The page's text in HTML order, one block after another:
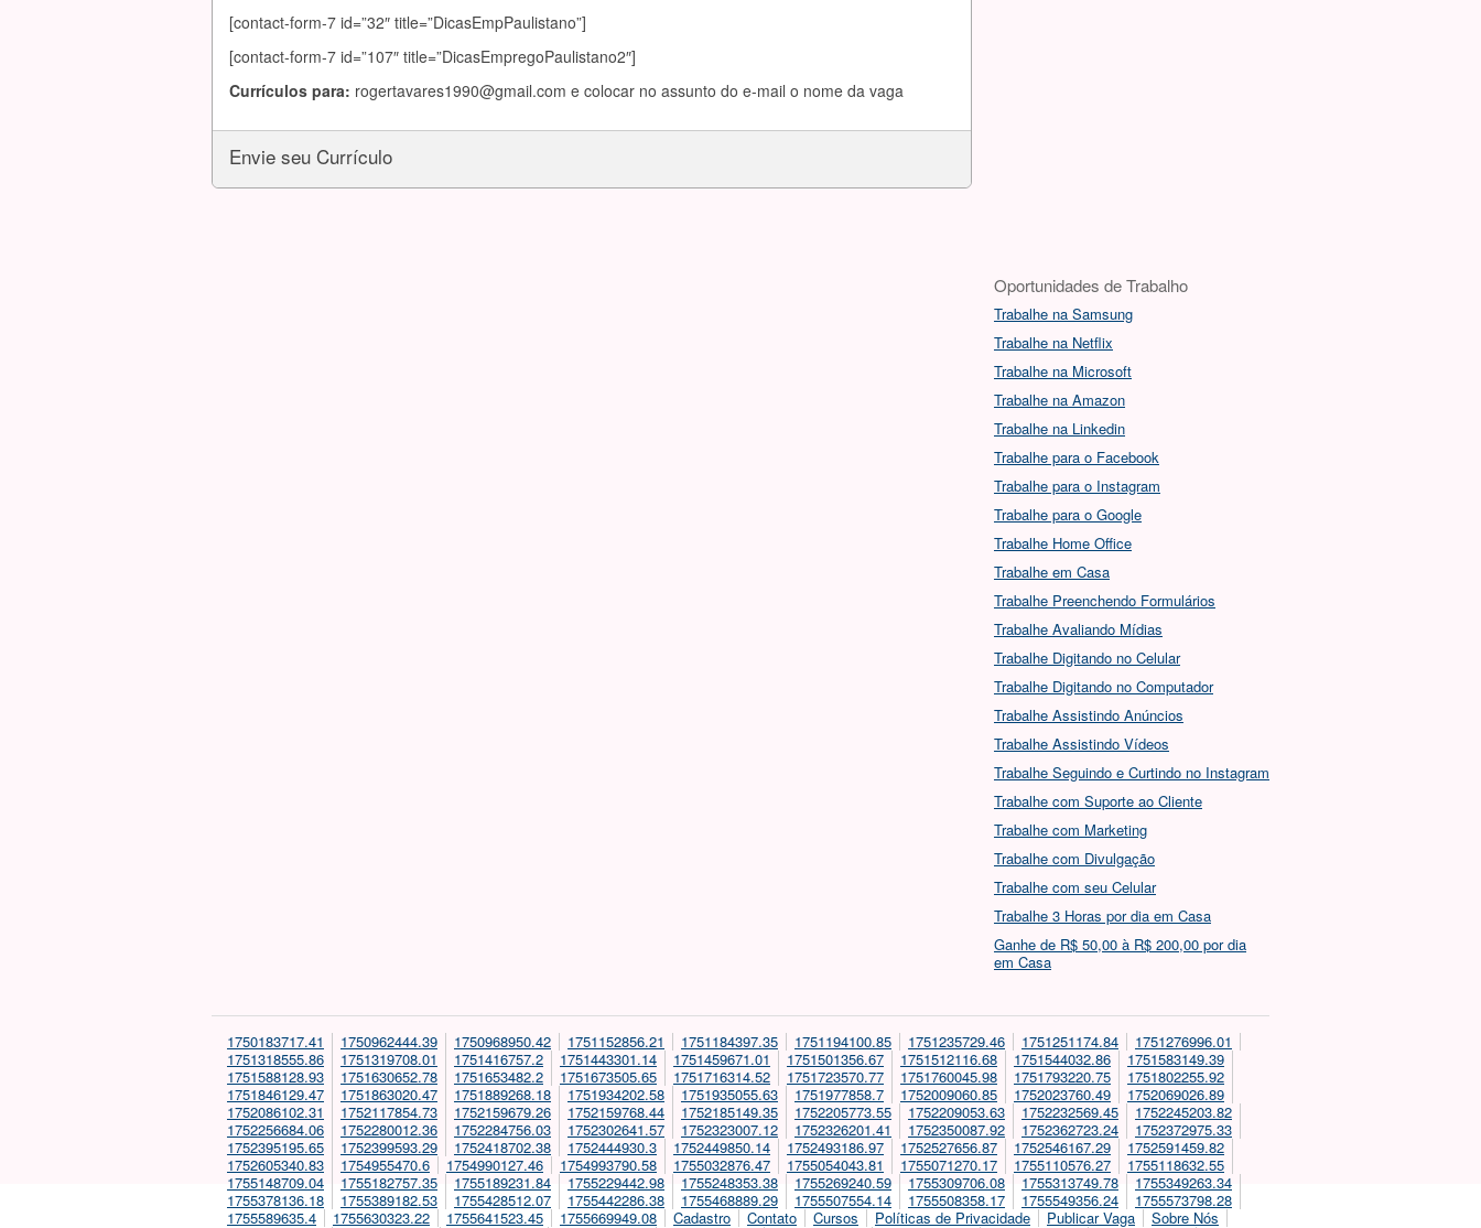
[contact-form-7 id=”32″ title=”DicasEmpPaulistano”]
[contact-form-7 id=”107″ title=”DicasEmpregoPaulistano2″]
Currículos para: rogertavares1990@gmail.com e colocar no assunto do e-mail o nome da vaga
Envie seu Currículo
Oportunidades de Trabalho
Trabalhe na Samsung
Trabalhe na Netflix
Trabalhe na Microsoft
Trabalhe na Amazon
Trabalhe na Linkedin
Trabalhe para o Facebook
Trabalhe para o Instagram
Trabalhe para o Google
Trabalhe Home Office
Trabalhe em Casa
Trabalhe Preenchendo Formulários
Trabalhe Avaliando Mídias
Trabalhe Digitando no Celular
Trabalhe Digitando no Computador
Trabalhe Assistindo Anúncios
Trabalhe Assistindo Vídeos
Trabalhe Seguindo e Curtindo no Instagram
Trabalhe com Suporte ao Cliente
Trabalhe com Marketing
Trabalhe com Divulgação
Trabalhe com seu Celular
Trabalhe 3 Horas por dia em Casa
Ganhe de R$ 50,00 à R$ 200,00 por dia
em Casa
1750183717.41 1750962444.39 1750968950.42 1751152856.21 1751184397.35 1751194100.85 1751235729.46 1751251174.84
1751276996.01
1751318555.86
1751319708.01 1751416757.2 1751443301.14 1751459671.01 1751501356.67 1751512116.68 1751544032.86
1751583149.39
1751588128.93
1751630652.78 1751653482.2 1751673505.65 1751716314.52 1751723570.77 1751760045.98 1751793220.75
1751802255.92
1751846129.47
1751863020.47 1751889268.18 1751934202.58 1751935055.63 1751977858.7 1752009060.85 1752023760.49
1752069026.89
1752086102.31
1752117854.73 1752159679.26 1752159768.44 1752185149.35 1752205773.55 1752209053.63 1752232569.45
1752245203.82
1752256684.06
1752280012.36 1752284756.03 1752302641.57 1752323007.12 1752326201.41 1752350087.92 1752362723.24
1752372975.33
1752395195.65
1752399593.29 1752418702.38 1752444930.3 1752449850.14 1752493186.97 1752527656.87 1752546167.29
1752591459.82
1752605340.83
1754955470.6 1754990127.46 1754993790.58 1755032876.47 1755054043.81 1755071270.17 1755110576.27
1755118632.55
1755148709.04
1755182757.35 1755189231.84 1755229442.98 1755248353.38 1755269240.59 1755309706.08 1755313749.78
1755349263.34
1755378136.18
1755389182.53 1755428512.07 1755442286.38 1755468889.29 1755507554.14 1755508358.17 1755549356.24
1755573798.28
1755589635.4
1755630323.22 1755641523.45 1755669949.08 Cadastro Contato Cursos Políticas de Privacidade Publicar Vaga
Sobre Nós